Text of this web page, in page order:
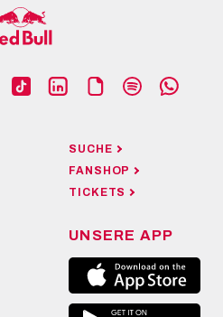
SUCHE
FANSHOP
TICKETS
UNSERE APP